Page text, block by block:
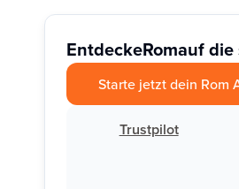
EntdeckeRomauf die
Starte jetzt dein Rom
Trustpilot